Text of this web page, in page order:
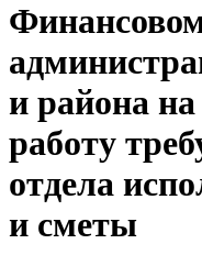
и района
работу
отдела
и сметы